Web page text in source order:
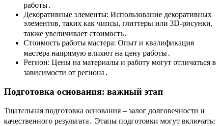
работы․
Декоративные элементы: Использование декоративных
элементов, таких как чипсы, глиттеры или 3D-рисунки,
также увеличивает стоимость․
Стоимость работы мастера: Опыт и квалификация
мастера напрямую влияют на цену работы․
Регион: Цены на материалы и работу могут отличаться в
зависимости от региона․
Подготовка основания: важный этап
Тщательная подготовка основания – залог долговечности и
качественного результата․ Этапы подготовки могут включать: